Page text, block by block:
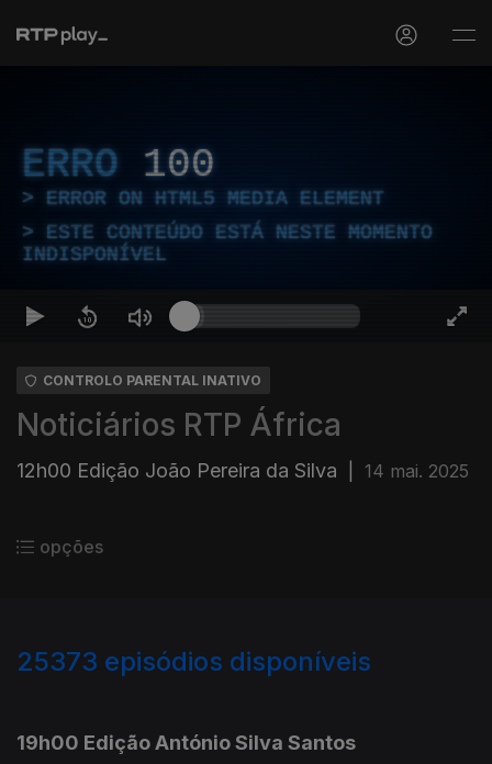
ERRO 100
ERROR ON HTML5 MEDIA ELEMENT
ESTE CONTEÚDO ESTÁ NESTE MOMENTO
INDISPONÍVEL
CONTROLO PARENTAL INATIVO
Noticiários RTP África
12h00 Edição João Pereira da Silva 14 mai. 2025
opções
25373 episódios disponíveis
19h00 Edição António Silva Santos